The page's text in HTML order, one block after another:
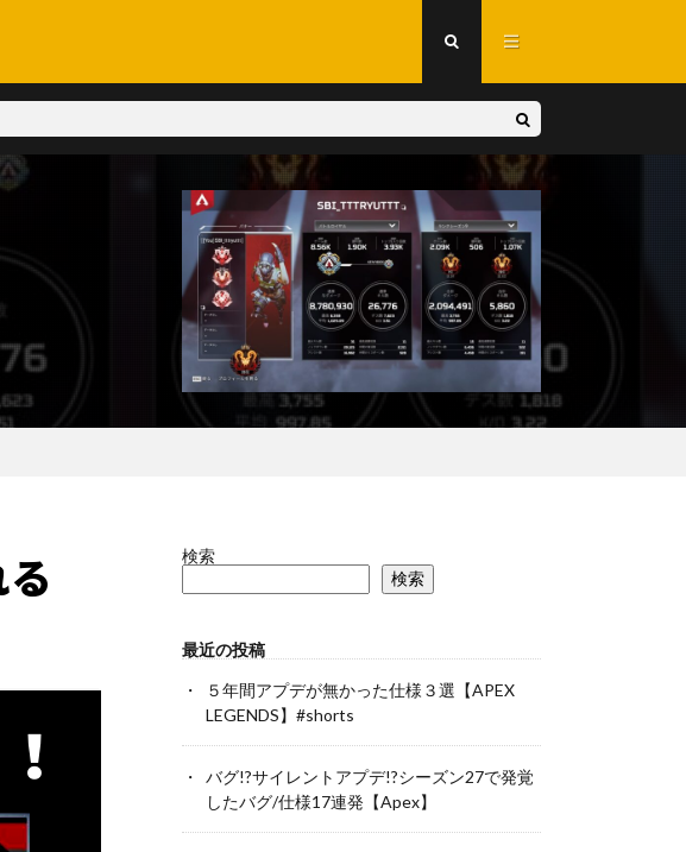
検索
検索
最近の投稿
５年間アプデが無かった仕様３選【APEX
LEGENDS】#shorts
バグ!?サイレントアプデ!?シーズン27で発覚
したバグ/仕様17連発【Apex】